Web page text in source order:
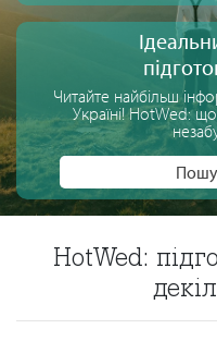
Читайте найбільш
Україні! HotWed:
HotWed: